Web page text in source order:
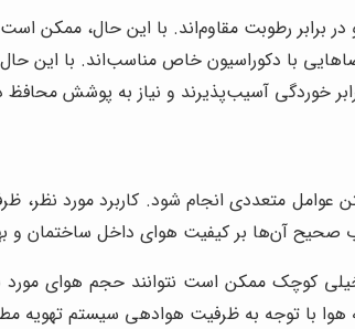
در برابر رطوبت مقاوم‌اند. با این حال، ممکن
با دکوراسیون خاص مناسب‌اند. با این
خوردگی آسیب‌پذیرند و نیاز به پوشش محافظ
متعددی انجام شود. کاربرد مورد نظر،
آن‌ها بر کیفیت هوای داخل ساختمان و
کوچک ممکن است نتوانند حجم هوای
هوا با توجه به ظرفیت هوادهی سیستم